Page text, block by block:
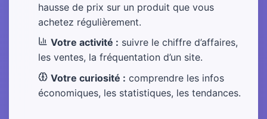
hausse de prix sur un produit que vous
achetez régulièrement.
Votre activité : suivre le chiffre d’affaires,
les ventes, la fréquentation d’un site.
Votre curiosité : comprendre les infos
économiques, les statistiques, les tendances.